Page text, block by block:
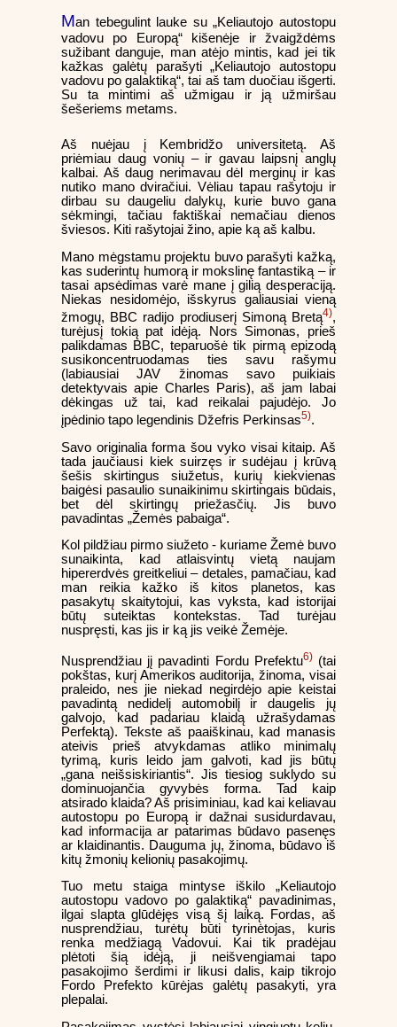
Man tebegulint lauke su „Keliautojo autostopu
vadovu po Europą“ kišenėje ir žvaigždėms
sužibant danguje, man atėjo mintis, kad jei tik
kažkas galėtų parašyti „Keliautojo autostopu
vadovu po galaktiką“, tai aš tam duočiau išgerti.
Su ta mintimi aš užmigau ir ją užmiršau
šešeriems metams.
Aš nuėjau į Kembridžo universitetą. Aš
priėmiau daug vonių – ir gavau laipsnį anglų
kalbai. Aš daug nerimavau dėl merginų ir kas
nutiko mano dviračiui. Vėliau tapau rašytoju ir
dirbau su daugeliu dalykų, kurie buvo gana
sėkmingi, tačiau faktiškai nemačiau dienos
šviesos. Kiti rašytojai žino, apie ką aš kalbu.
Mano mėgstamu projektu buvo parašyti kažką,
kas suderintų humorą ir mokslinę fantastiką – ir
tasai apsėdimas varė mane į gilią desperaciją.
Niekas nesidomėjo, išskyrus galiausiai vieną
žmogų, BBC radijo prodiuserį Simoną Bretą4),
turėjusį tokią pat idėją. Nors Simonas, prieš
palikdamas BBC, teparuošė tik pirmą epizodą
susikoncentruodamas ties savu rašymu
(labiausiai JAV žinomas savo puikiais
detektyvais apie Charles Paris), aš jam labai
dėkingas už tai, kad reikalai pajudėjo. Jo
įpėdinio tapo legendinis Džefris Perkinsas5).
Savo originalia forma šou vyko visai kitaip. Aš
tada jaučiausi kiek suirzęs ir sudėjau į krūvą
šešis skirtingus siužetus, kurių kiekvienas
baigėsi pasaulio sunaikinimu skirtingais būdais,
bet dėl skirtingų priežasčių. Jis buvo
pavadintas „Žemės pabaiga“.
Kol pildžiau pirmo siužeto - kuriame Žemė buvo
sunaikinta, kad atlaisvintų vietą naujam
hipererdvės greitkeliui – detales, pamačiau, kad
man reikia kažko iš kitos planetos, kas
pasakytų skaitytojui, kas vyksta, kad istorijai
būtų suteiktas kontekstas. Tad turėjau
nuspręsti, kas jis ir ką jis veikė Žemėje.
Nusprendžiau jį pavadinti Fordu Prefektu6)(tai
pokštas, kurį Amerikos auditorija, žinoma, visai
praleido, nes jie niekad negirdėjo apie keistai
pavadintą nedidelį automobilį ir daugelis jų
galvojo, kad padariau klaidą užrašydamas
Perfektą). Tekste aš paaiškinau, kad manasis
ateivis prieš atvykdamas atliko minimalų
tyrimą, kuris leido jam galvoti, kad jis būtų
„gana neišsiskiriantis“. Jis tiesiog suklydo su
dominuojančia gyvybės forma. Tad kaip
atsirado klaida? Aš prisiminiau, kad kai keliavau
autostopu po Europą ir dažnai susidurdavau,
kad informacija ar patarimas būdavo pasenęs
ar klaidinantis. Dauguma jų, žinoma, būdavo iš
kitų žmonių kelionių pasakojimų.
Tuo metu staiga mintyse iškilo „Keliautojo
autostopu vadovo po galaktiką“ pavadinimas,
ilgai slapta glūdėjęs visą šį laiką. Fordas, aš
nusprendžiau, turėtų būti tyrinėtojas, kuris
renka medžiagą Vadovui. Kai tik pradėjau
plėtoti šią idėją, ji neišvengiamai tapo
pasakojimo šerdimi ir likusi dalis, kaip tikrojo
Fordo Prefekto kūrėjas galėtų pasakyti, yra
plepalai.